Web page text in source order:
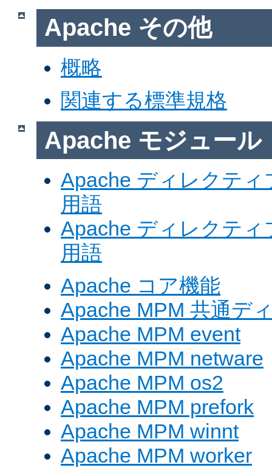
Apache その他
概略
関連する標準規格
Apache モジュール
Apache ディレクテ
用語
Apache ディレクテ
用語
Apache コア機能
Apache MPM 共通デ
Apache MPM event
Apache MPM netware
Apache MPM os2
Apache MPM prefork
Apache MPM winnt
Apache MPM worker